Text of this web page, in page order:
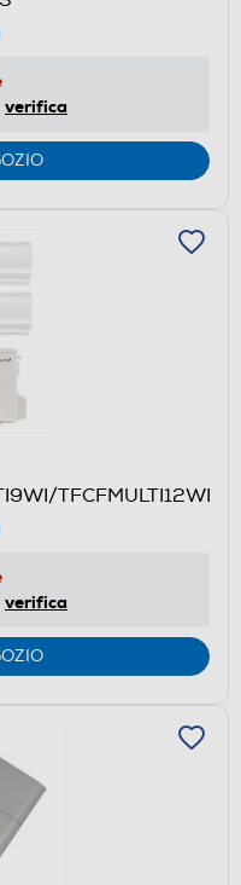
verifica
TFCFMULTI12WI
verifica